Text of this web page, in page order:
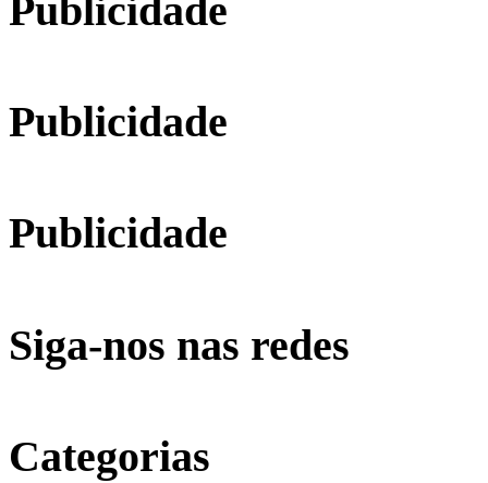
Publicidade
Publicidade
Publicidade
Siga-nos nas redes
Categorias